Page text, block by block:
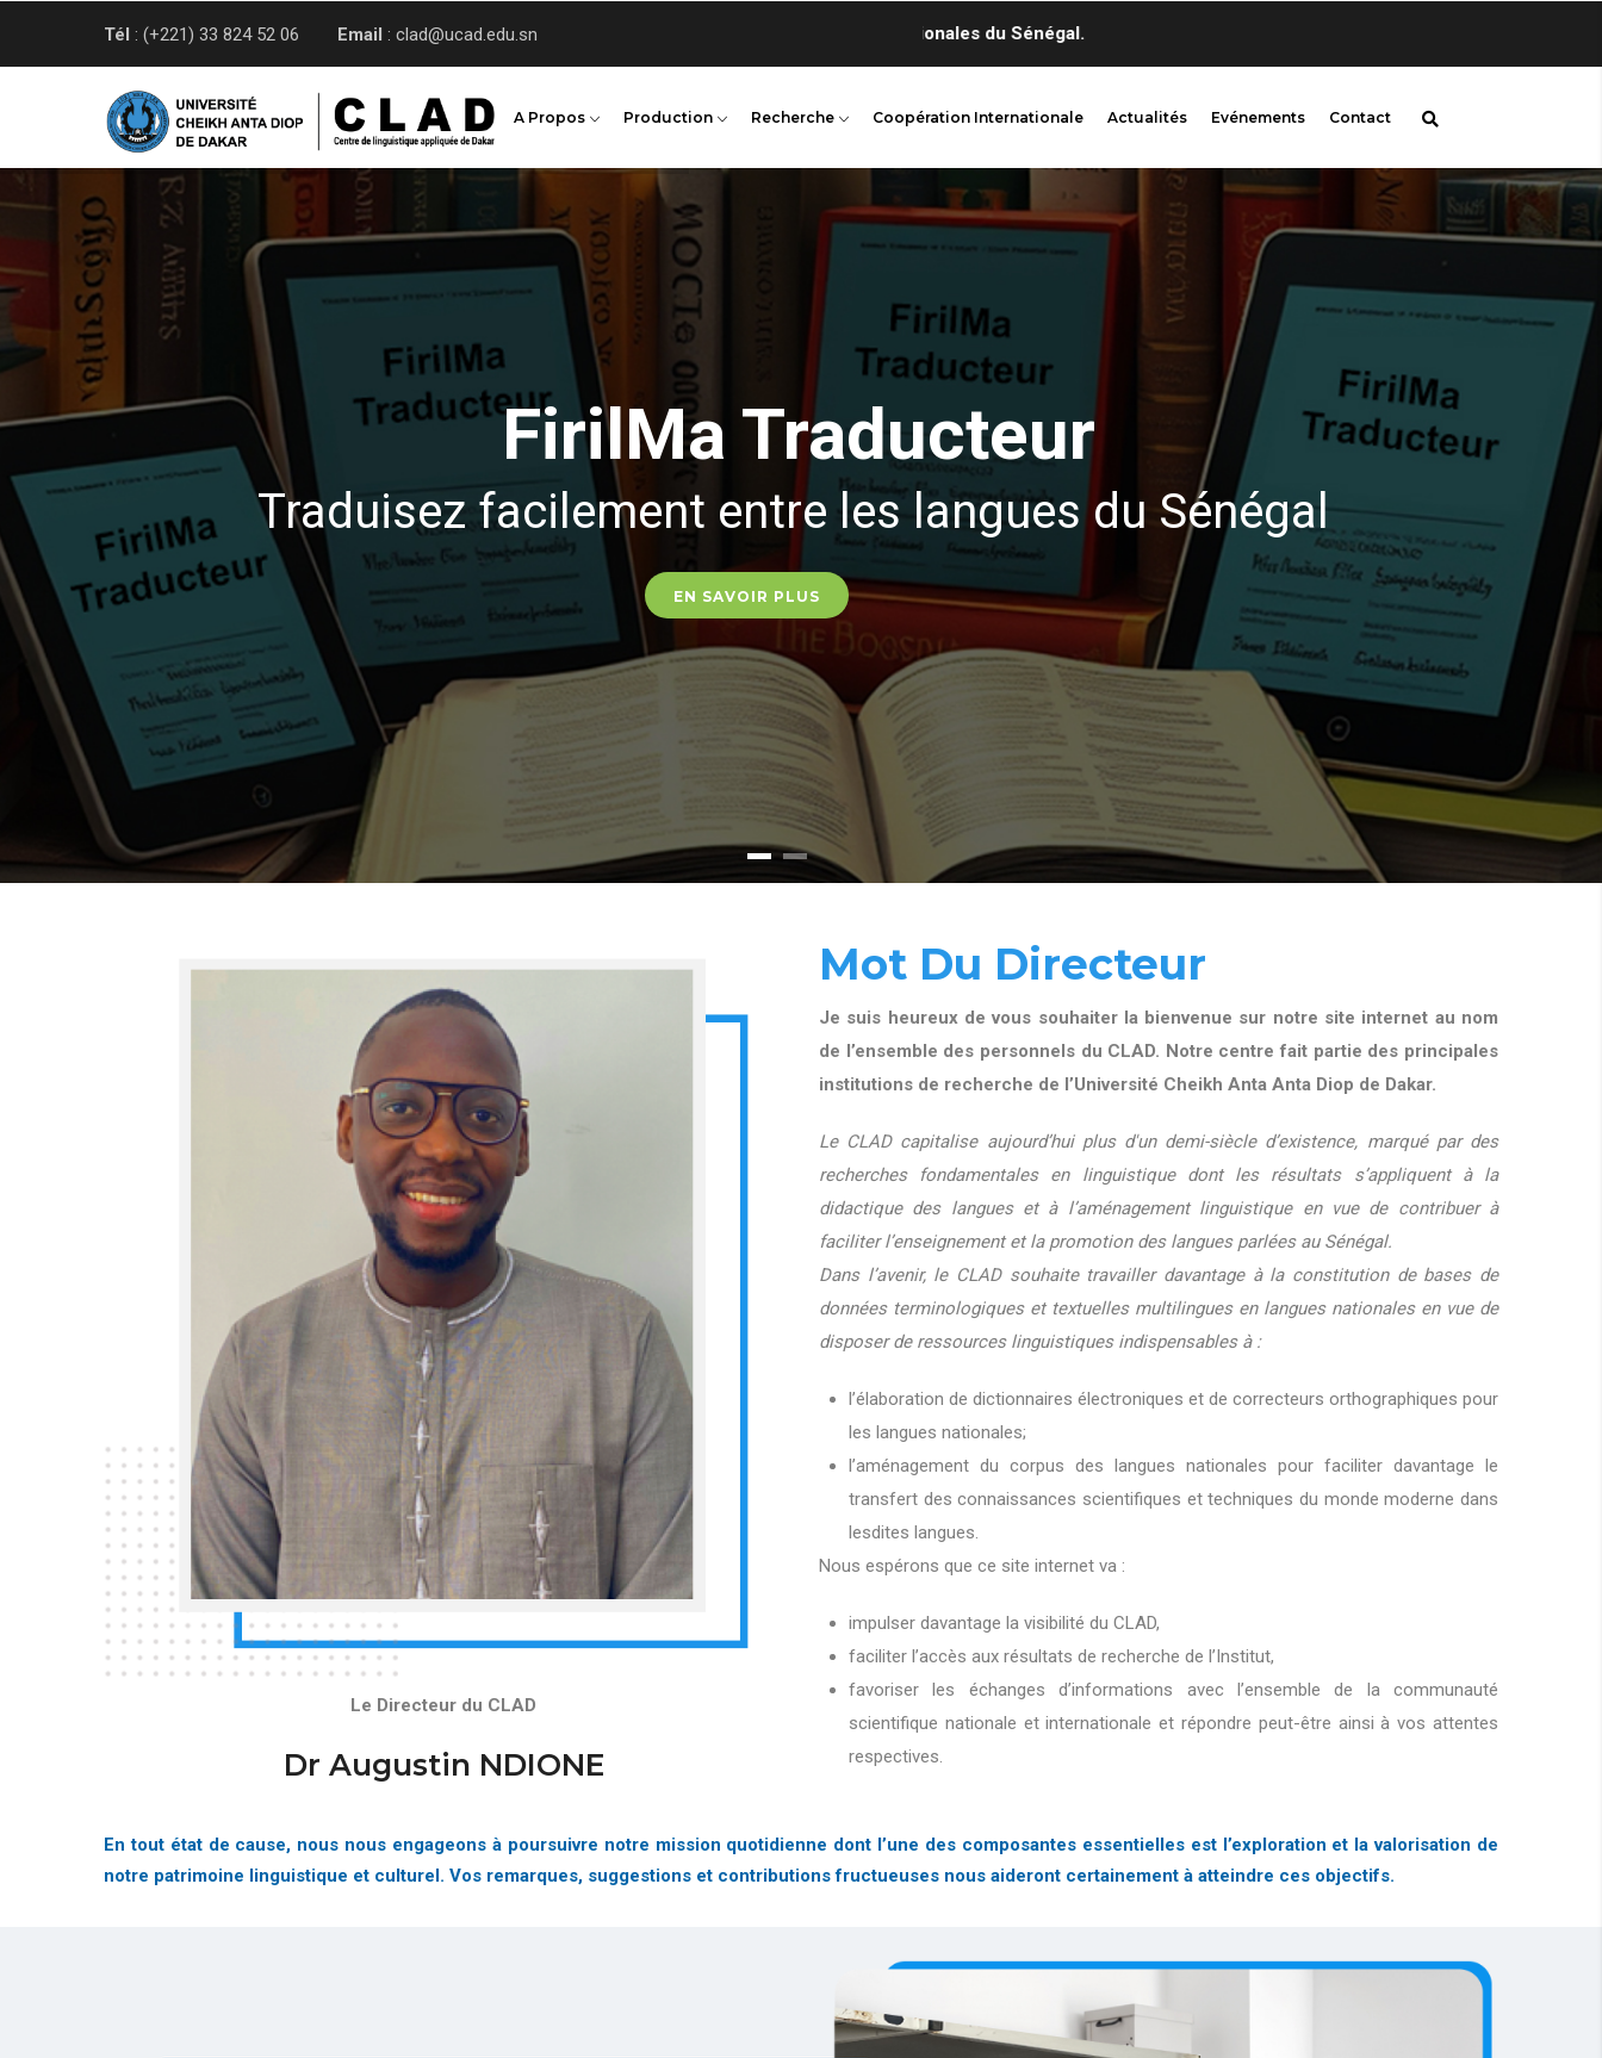
Tél : (+221) 33 824 52 06 Email : clad@ucad.edu.sn
A Propos Production Recherche Coopération Internationale Actualités Evénements Contact
FirilMa Traducteur
Traduisez facilement entre les langues du Sénégal
EN SAVOIR PLUS
Le Directeur du CLAD
Dr Augustin NDIONE
Mot Du Directeur
Je suis heureux de vous souhaiter la bienvenue sur notre site internet au nom
de l’ensemble des personnels du CLAD. Notre centre fait partie des principales
institutions de recherche de l’Université Cheikh Anta Anta Diop de Dakar.
Le CLAD capitalise aujourd’hui plus d'un demi-siècle d’existence, marqué par des
recherches fondamentales en linguistique dont les résultats s’appliquent à la
didactique des langues et à l’aménagement linguistique en vue de contribuer à
faciliter l’enseignement et la promotion des langues parlées au Sénégal.
Dans l’avenir, le CLAD souhaite travailler davantage à la constitution de bases de
données terminologiques et textuelles multilingues en langues nationales en vue de
disposer de ressources linguistiques indispensables à :
l’élaboration de dictionnaires électroniques et de correcteurs orthographiques pour
les langues nationales;
l’aménagement du corpus des langues nationales pour faciliter davantage le
transfert des connaissances scientifiques et techniques du monde moderne dans
lesdites langues.
Nous espérons que ce site internet va :
impulser davantage la visibilité du CLAD,
faciliter l’accès aux résultats de recherche de l’Institut,
favoriser les échanges d’informations avec l’ensemble de la communauté
scientifique nationale et internationale et répondre peut-être ainsi à vos attentes
respectives.
En tout état de cause, nous nous engageons à poursuivre notre mission quotidienne dont l’une des composantes essentielles est l’exploration et la valorisation de
notre patrimoine linguistique et culturel. Vos remarques, suggestions et contributions fructueuses nous aideront certainement à atteindre ces objectifs.